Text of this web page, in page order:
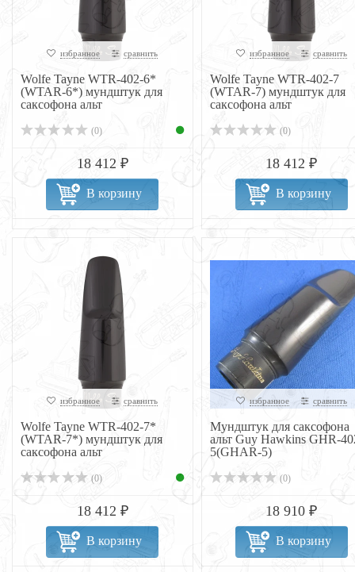
избранное сравнить
Wolfe Tayne WTR-402-6*
(WTAR-6*) мундштук для
саксофона альт
(0)
18 412 ₽
В корзину
избранное сравнить
Wolfe Tayne WTR-402-7
(WTAR-7) мундштук для
саксофона альт
(0)
18 412 ₽
В корзину
избранное сравнить
Wolfe Tayne WTR-402-7*
(WTAR-7*) мундштук для
саксофона альт
(0)
18 412 ₽
В корзину
избранное сравнить
Мундштук для саксофона
альт Guy Hawkins GHR-
5(GHAR-5)
(0)
18 910 ₽
В корзину